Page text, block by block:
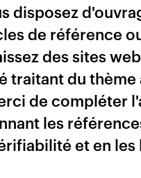
disposez
de référence
des sites
traitant du thème
de compléter
les
et en les